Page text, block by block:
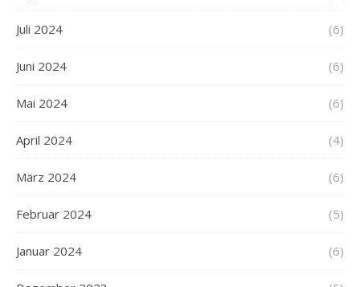
Juli 2024 (6)
Juni 2024 (6)
Mai 2024 (6)
April 2024 (4)
März 2024 (6)
Februar 2024 (5)
Januar 2024 (6)